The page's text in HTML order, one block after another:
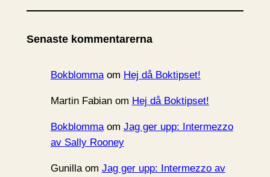
k
v
Senaste kommentarerna
Bokblommaom Hej då Boktipset!
Martin Fabianom Hej då Boktipset!
Bokblommaom Jag ger upp: Intermezzo
av Sally Rooney
Gunillaom Jag ger upp: Intermezzo av